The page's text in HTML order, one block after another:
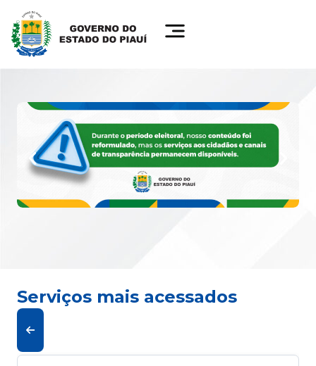
Serviços mais acessados